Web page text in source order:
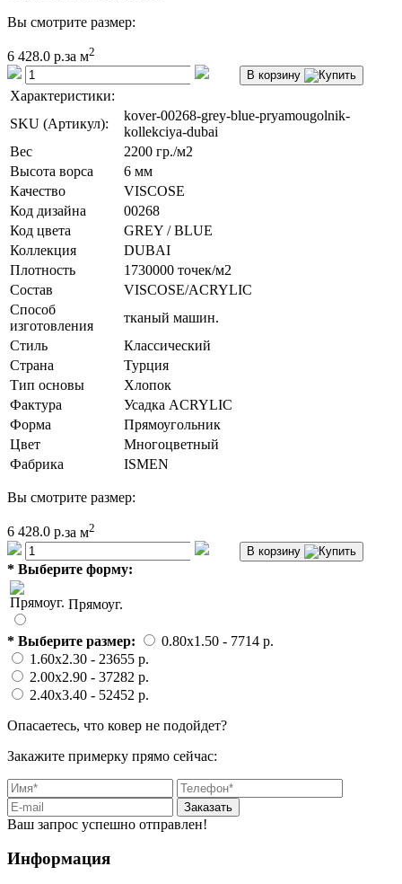
Вы смотрите размер:
6 428.0 р.за м2
В корзину
Характеристики:
SKU (Артикул):
kover-00268-grey-blue-pryamougolnik-
kollekciya-dubai
Вес
2200 гр./м2
Высота ворса
6 мм
Качество
VISCOSE
Код дизайна
00268
Код цвета
GREY / BLUE
Коллекция
DUBAI
Плотность
1730000 точек/м2
Состав
VISCOSE/ACRYLIC
Способ
изготовления
тканый машин.
Стиль
Классический
Страна
Турция
Тип основы
Хлопок
Фактура
Усадка ACRYLIC
Форма
Прямоугольник
Цвет
Многоцветный
Фабрика
ISMEN
Вы смотрите размер:
6 428.0 р.за м2
В корзину
* Выберите форму:
Прямоуг.
* Выберите размер: 0.80x1.50 - 7714 p.
1.60x2.30 - 23655 p.
2.00x2.90 - 37282 p.
2.40x3.40 - 52452 p.
Опасаетесь, что ковер не подойдет?
Закажите примерку прямо сейчас:
Заказать
Ваш запрос успешно отправлен!
Информация